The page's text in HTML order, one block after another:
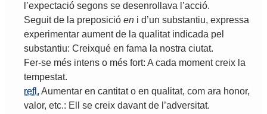
’expectació segons se desenrollava ’acció.
Seguit de la preposició en i d’un substantiu, expressa
experimentar aument de la qualitat indicada pel
substantiu: Creixqué en fama la nostra ciutat.
Fer-se més intens o més fort: A cada moment creix la
tempestat.
refl. Aumentar en cantitat o en qualitat, com ara honor,
valor, etc.: Ell se creix davant de ’adversitat.